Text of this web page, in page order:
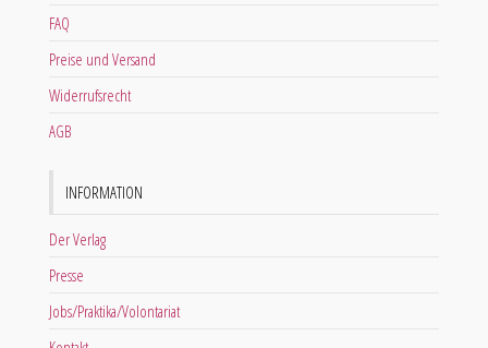
FAQ
Preise und Versand
Widerrufsrecht
AGB
INFORMATION
Der Verlag
Presse
Jobs/Praktika/Volontariat